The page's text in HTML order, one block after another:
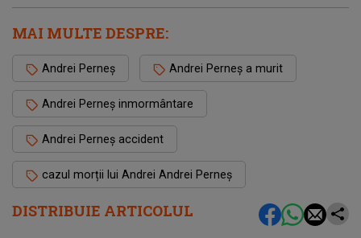
DISTRIBUIE ARTICOLUL
MAI MULTE DESPRE:
Andrei Perneș Andrei Perneș a murit
Andrei Perneș inmormântare
Andrei Perneș accident
cazul morții lui Andrei Andrei Perneș